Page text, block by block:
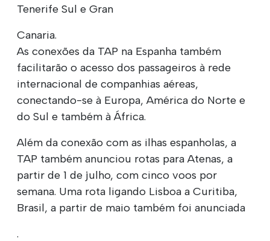
Tenerife Sul e Gran
Canaria.
As conexões da TAP na Espanha também
facilitarão o acesso dos passageiros à rede
internacional de companhias aéreas,
conectando-se à Europa, América do Norte e
do Sul e também à África.
Além da conexão com as ilhas espanholas, a
TAP também anunciou rotas para Atenas, a
partir de 1 de julho, com cinco voos por
semana. Uma rota ligando Lisboa a Curitiba,
Brasil, a partir de maio também foi anunciada
.